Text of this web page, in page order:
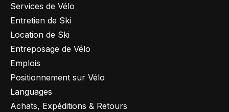
Services de Vélo
Entretien de Ski
Location de Ski
Entreposage de Vélo
Emplois
Positionnement sur Vélo
Languages
Achats, Expéditions & Retours